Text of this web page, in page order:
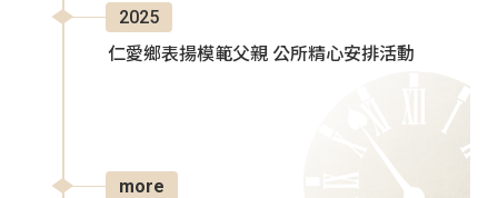
2025
仁愛鄉表揚模範父親 公所精心安排活動
more